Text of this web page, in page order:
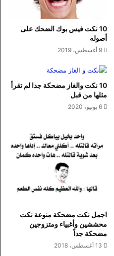
10 نكت فيس بوك الضحك على
أصوله
9 أغسطس، 2019
10 نكت والغاز مضحكة جدا لم تقرأ
مثلها من قبل
6 يونيو، 2020
اجمل نكت مضحكة منوعة نكت
محششين وأغبياء ومتزوجين
مضحكة جداً
13 أغسطس، 2018